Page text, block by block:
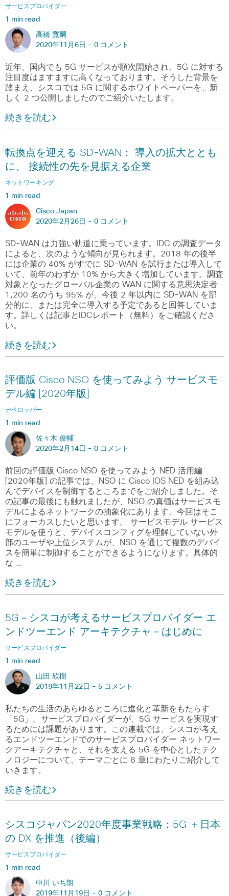
サービスプロバイダー
1 min read
高橋 寛嗣
2020年11月6日 - 0 コメント
近年、国内でも 5G サービスが順次開始され、5G に対する
注目度はますますに高くなっております。そうした背景を
踏まえ、シスコでは 5G に関するホワイトペーパーを、新
しく 2 つ公開しましたのでご紹介いたします。
続きを読む
転換点を迎える SD-WAN： 導入の拡大ととも
に、 接続性の先を見据える企業
ネットワーキング
1 min read
Cisco Japan
2020年2月26日 - 0 コメント
SD-WAN は力強い軌道に乗っています。IDC の調査データ
によると、次のような傾向が見られます。2018 年の後半
には企業の 40% がすでに SD-WAN を試行または導入して
いて、前年のわずか 10% から大きく増加しています。調査
対象となったグローバル企業の WAN に関する意思決定者
1,200 名のうち 95% が、今後 2 年以内に SD-WAN を部
分的に、または完全に導入する予定であると回答していま
す。詳しくは記事とIDCレポート（無料）をご確認くださ
い。
続きを読む
評価版 Cisco NSO を使ってみよう サービスモ
デル編 [2020年版]
デベロッパー
1 min read
佐々木 俊輔
2020年2月14日 - 0 コメント
前回の評価版 Cisco NSO を使ってみよう NED 活用編
[2020年版] の記事では、NSO に Cisco IOS NED を組み込
んでデバイスを制御するところまでをご紹介しました。そ
の記事の最後にも触れましたが、NSO の真価はサービスモ
デルによるネットワークの抽象化にあります。今回はそこ
にフォーカスしたいと思います。 サービスモデル サービス
モデルを使うと、デバイスコンフィグを理解していない外
部のユーザや上位システムが、NSO を通じて複数のデバイ
スを簡単に制御することができるようになります。具体的
な …
続きを読む
5G－シスコが考えるサービスプロバイダー エ
ンドツーエンド アーキテクチャ－はじめに
サービスプロバイダー
1 min read
山田 欣樹
2019年11月22日 - 5 コメント
私たちの生活のあらゆるところに進化と革新をもたらす
「5G」。サービスプロバイダーが、5G サービスを実現す
るためには課題があります。この連載では、シスコが考え
るエンドツーエンドでのサービスプロバイダー ネットワー
クアーキテクチャと、それを支える 5G を中心としたテク
ノロジーについて、テーマごとに 8 章にわたりご紹介して
いきます。
続きを読む
シスコジャパン2020年度事業戦略：5G ＋日本
の DX を推進（後編）
サービスプロバイダー
1 min read
中川 いち朗
2019年11月19日 - 0 コメント